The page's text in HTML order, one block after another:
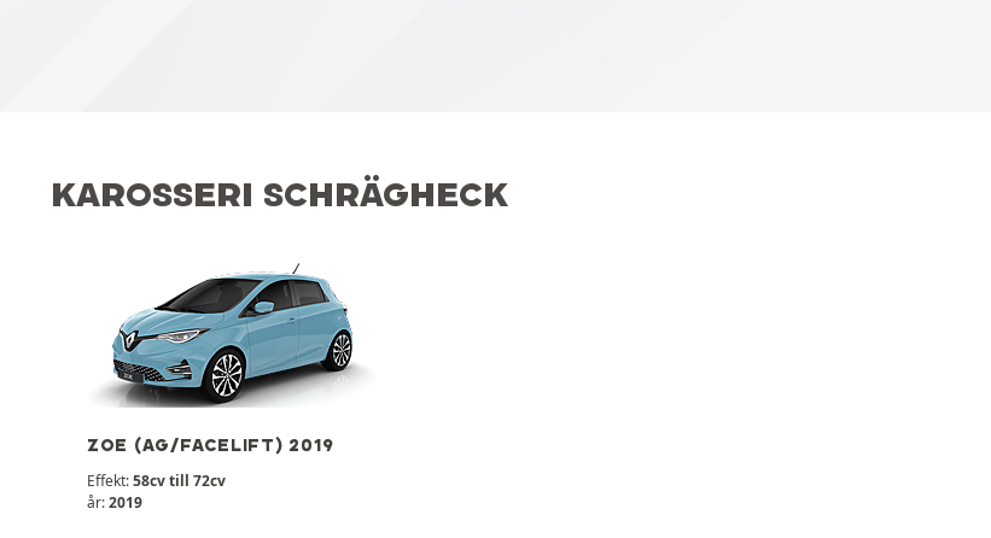
KAROSSERI SCHRÄGHECK
ZOE (AG/FACELIFT) 2019
Effekt:58cv till 72cv
år:2019